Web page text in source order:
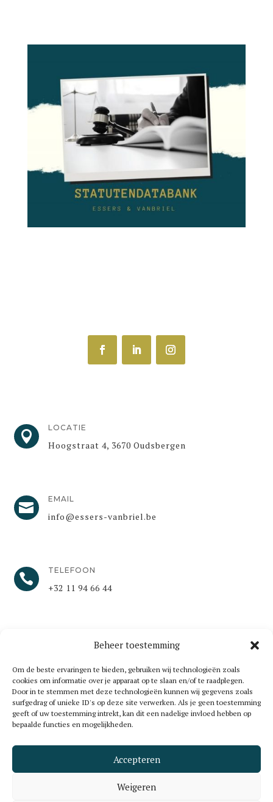
Beheer toestemming
Om de beste ervaringen te bieden, gebruiken wij technologieën zoals
cookies om informatie over je apparaat op te slaan en/of te raadplegen.
Door in te stemmen met deze technologieën kunnen wij gegevens zoals
surfgedrag of unieke ID's op deze site verwerken. Als je geen toestemming
geeft of uw toestemming intrekt, kan dit een nadelige invloed hebben op
bepaalde functies en mogelijkheden.
Accepteren
Weigeren

LOCATIE
Hoogstraat 4, 3670 Oudsbergen

EMAIL
info@essers-vanbriel.be

TELEFOON
+32 11 94 66 44​
©2025 Essers & Vanbriel | BTW BE 0733.903.384 |